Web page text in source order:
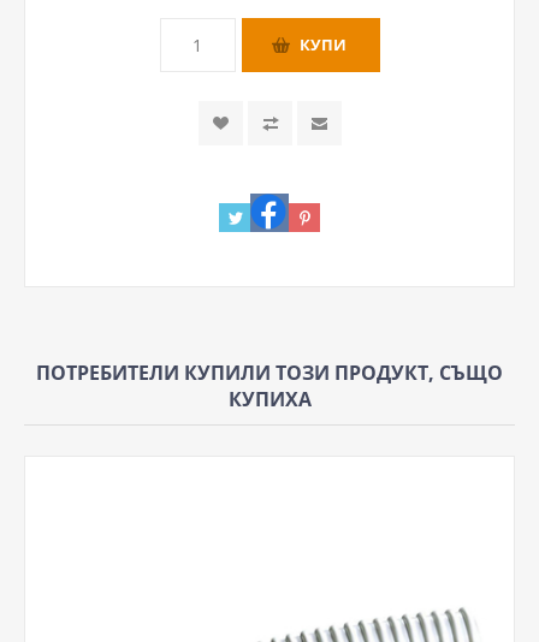
ПОТРЕБИТЕЛИ КУПИЛИ ТОЗИ ПРОДУКТ, СЪЩО
КУПИХА